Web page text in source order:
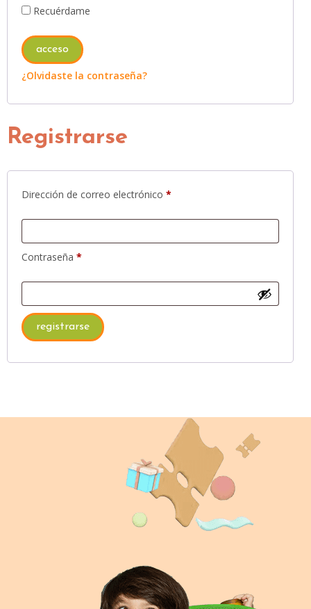
Recuérdame
acceso
¿Olvidaste la contraseña?
Registrarse
Dirección de correo electrónico *
Contraseña *
registrarse